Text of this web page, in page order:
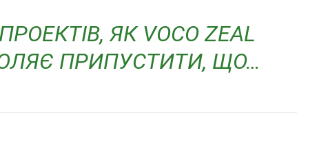
ЯК VOCO ZEAL
ПРИПУСТИТИ, ЩО…